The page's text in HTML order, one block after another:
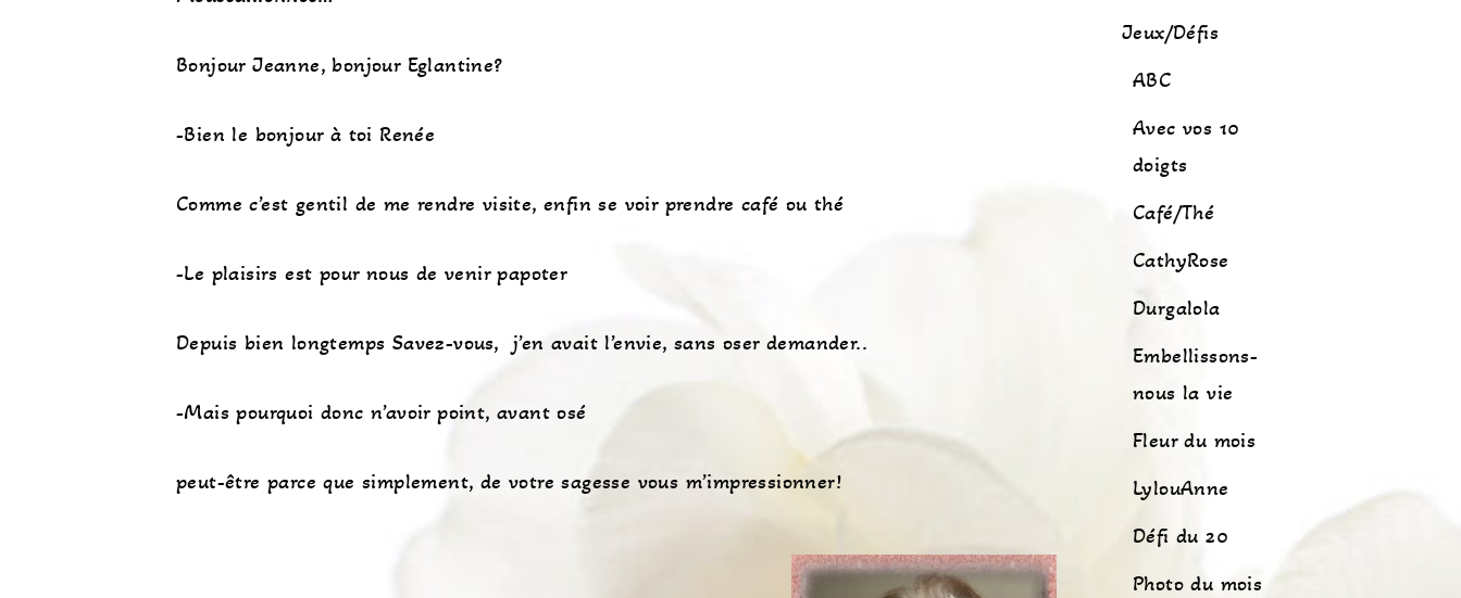
Bonjour Jeanne, bonjour Eglantine?
-Bien le bonjour à toi Renée
Comme c’est gentil de me rendre visite, enfin se voir prendre café ou thé
-Le plaisirs est pour nous de venir papoter
Depuis bien longtemps Savez-vous, j’en avait l’envie, sans oser demander..
-Mais pourquoi donc n’avoir point, avant osé
peut-être parce que simplement, de votre sagesse vous m’impressionner!
Jeux/Défis
ABC
Avec vos 10
doigts
Café/Thé
CathyRose
Durgalola
Embellissons-
nous la vie
Fleur du mois
LylouAnne
Défi du 20
Photo du mois